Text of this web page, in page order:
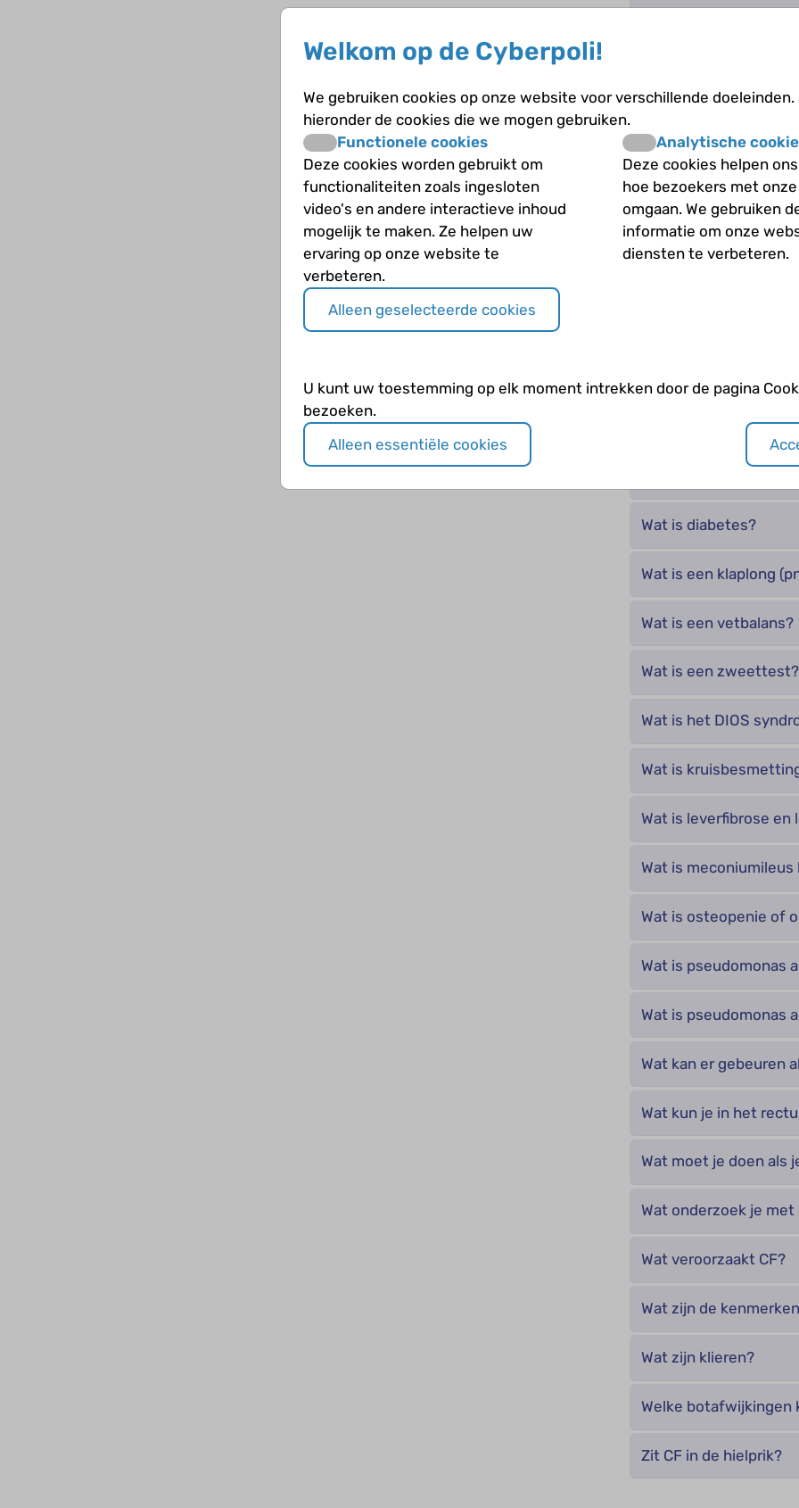
Wat doet CF in de
Wat gebeurt er bij
Wat is burkholderia
Wat is CF-related-
Wat is de kans dat
Wat is de kans dat
met CF een kind met
Wat is de kans dat
Wat is diabetes?
Wat is een klaplong
Wat is een vetbalans?
Wat is een zweettest?
Wat is het DIOS
Wat is
Wat is leverfibrose en
Wat is meconiumileus
Wat is osteopenie of
Wat is pseudomonas
Wat is pseudomonas
Wat kan er gebeuren
Wat kun je in het
Wat moet je doen als
Wat onderzoek je
Wat veroorzaakt CF?
Wat zijn de
Wat zijn klieren?
Welke botafwijkingen
Zit CF in de hielprik?
Welkom op de Cyberpoli!
We gebruiken cookies op onze website voor verschillende
hieronder de cookies die we mogen gebruiken.
Functionele cookies
Deze cookies worden gebruikt om
functionaliteiten zoals ingesloten
video's en andere interactieve inhoud
mogelijk te maken. Ze helpen uw
ervaring op onze website te
verbeteren.
Analytische
Deze cookies helpen
hoe bezoekers met
omgaan. We gebruiken
informatie om onze
diensten te verbeteren.
Alleen geselecteerde cookies
U kunt uw toestemming op elk moment intrekken door de pagina
bezoeken.
Alleen essentiële cookies